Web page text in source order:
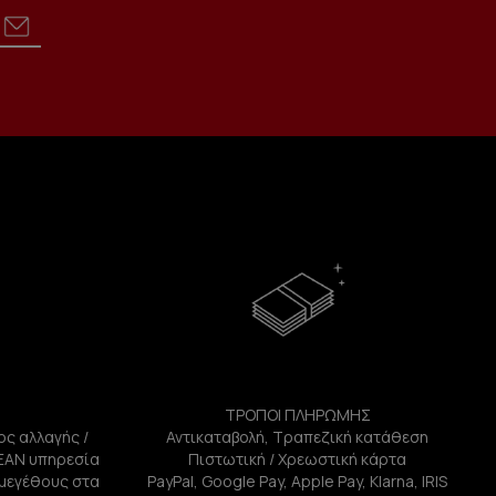
αλλαγής /
υπηρεσία
στα
ΤΡΟΠΟΙ ΠΛΗΡΩΜΗΣ
Αντικαταβολή, Τραπεζική κατάθεση
Πιστωτική / Χρεωστική κάρτα
PayPal, Google Pay, Apple Pay, Klarna, IRIS